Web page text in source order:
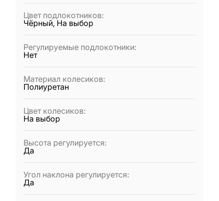
Цвет подлокотников:
Чёрный, На выбор
Регулируемые подлокотники:
Нет
Материал колесиков:
Полиуретан
Цвет колесиков:
На выбор
Высота регулируется:
Да
Угол наклона регулируется:
Да